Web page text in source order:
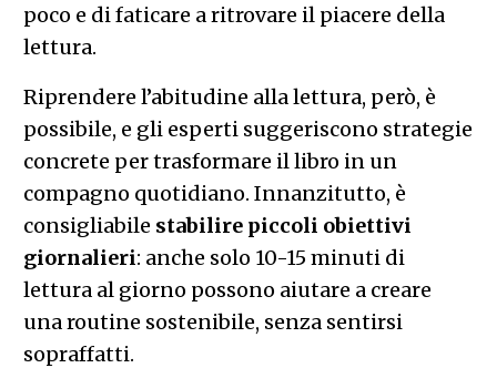
poco e di faticare a ritrovare il piacere della
lettura.
Riprendere l’abitudine alla lettura, però, è
possibile, e gli esperti suggeriscono strategie
concrete per trasformare il libro in un
compagno quotidiano. Innanzitutto, è
consigliabile stabilire piccoli obiettivi
giornalieri: anche solo 10-15 minuti di
lettura al giorno possono aiutare a creare
una routine sostenibile, senza sentirsi
sopraffatti.